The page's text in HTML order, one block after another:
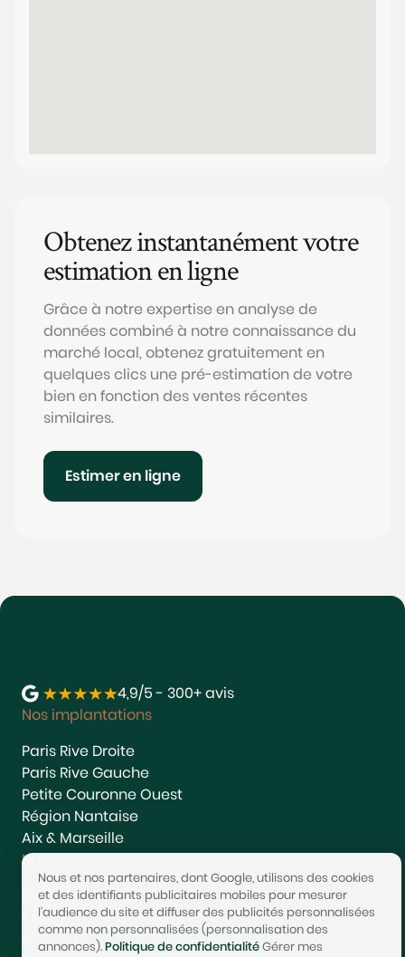
Obtenez instantanément votre
estimation en ligne
Grâce à notre expertise en analyse de
données combiné à notre connaissance du
marché local, obtenez gratuitement en
quelques clics une pré-estimation de votre
bien en fonction des ventes récentes
similaires.
Estimer en ligne
4,9/5 - 300+ avis
Nos implantations
Paris Rive Droite
Paris Rive Gauche
Petite Couronne Ouest
Région Nantaise
Aix & Marseille
Nos services
Estimer
Vendre
Acheter
Nous et nos partenaires, dont Google, utilisons des cookies
et des identifiants publicitaires mobiles pour mesurer
l'audience du site et diffuser des publicités personnalisées
comme non personnalisées (personnalisation des
annonces).Politique de confidentialitéGérer mes